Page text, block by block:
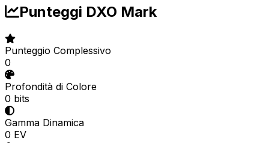
Punteggi DXO Mark
Punteggio Complessivo
0
Profondità di Colore
0 bits
Gamma Dinamica
0 EV